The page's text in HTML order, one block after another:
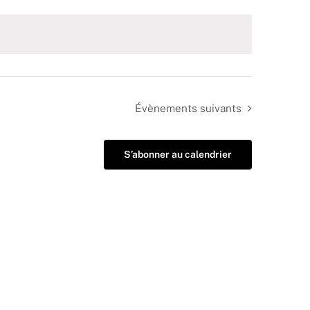
Évènements suivants
S’abonner au calendrier